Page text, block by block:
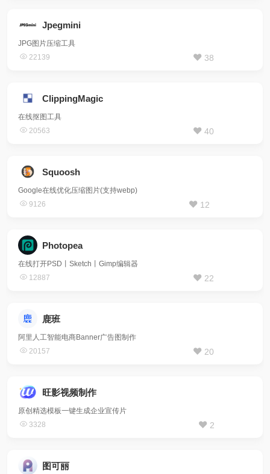
Jpegmini
JPG图片压缩工具
22139
38
ClippingMagic
在线抠图工具
20563
40
Squoosh
Google在线优化压缩图片(支持webp)
9126
12
Photopea
在线打开PSD丨Sketch丨Gimp编辑器
12887
22
鹿班
阿里人工智能电商Banner广告图制作
20157
20
旺影视频制作
原创精选模板一键生成企业宣传片
3328
2
图可丽